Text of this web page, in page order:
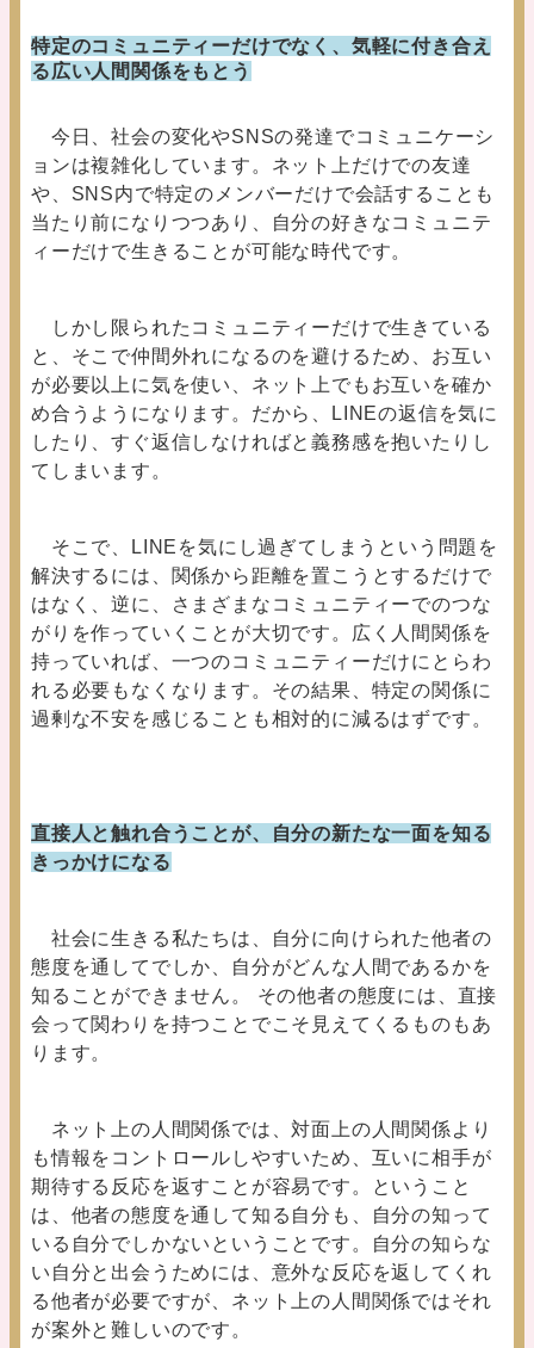
特定のコミュニティーだけでなく、気軽に付き合え
る広い人間関係をもとう
今日、社会の変化やSNSの発達でコミュニケーシ
ョンは複雑化しています。ネット上だけでの友達
や、SNS内で特定のメンバーだけで会話することも
当たり前になりつつあり、自分の好きなコミュニテ
ィーだけで生きることが可能な時代です。
しかし限られたコミュニティーだけで生きている
と、そこで仲間外れになるのを避けるため、お互い
が必要以上に気を使い、ネット上でもお互いを確か
め合うようになります。だから、LINEの返信を気に
したり、すぐ返信しなければと義務感を抱いたりし
てしまいます。
そこで、LINEを気にし過ぎてしまうという問題を
解決するには、関係から距離を置こうとするだけで
はなく、逆に、さまざまなコミュニティーでのつな
がりを作っていくことが大切です。広く人間関係を
持っていれば、一つのコミュニティーだけにとらわ
れる必要もなくなります。その結果、特定の関係に
過剰な不安を感じることも相対的に減るはずです。
直接人と触れ合うことが、自分の新たな一面を知る
きっかけになる
社会に生きる私たちは、自分に向けられた他者の
態度を通してでしか、自分がどんな人間であるかを
知ることができません。 その他者の態度には、直接
会って関わりを持つことでこそ見えてくるものもあ
ります。
ネット上の人間関係では、対面上の人間関係より
も情報をコントロールしやすいため、互いに相手が
期待する反応を返すことが容易です。ということ
は、他者の態度を通して知る自分も、自分の知って
いる自分でしかないということです。自分の知らな
い自分と出会うためには、意外な反応を返してくれ
る他者が必要ですが、ネット上の人間関係ではそれ
が案外と難しいのです。